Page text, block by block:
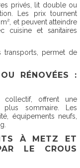
privés, lit double ou
Les prix tournent
et peuvent atteindre
et sanitaires
transports, permet de
RÉNOVÉES :
collectif, offrent une
sommaire. Les
équipements neufs,
À METZ ET
LE CROUS